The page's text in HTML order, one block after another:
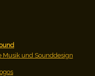
und Sounddesign